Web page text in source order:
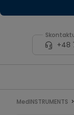
+48
MedINSTRUMENTS